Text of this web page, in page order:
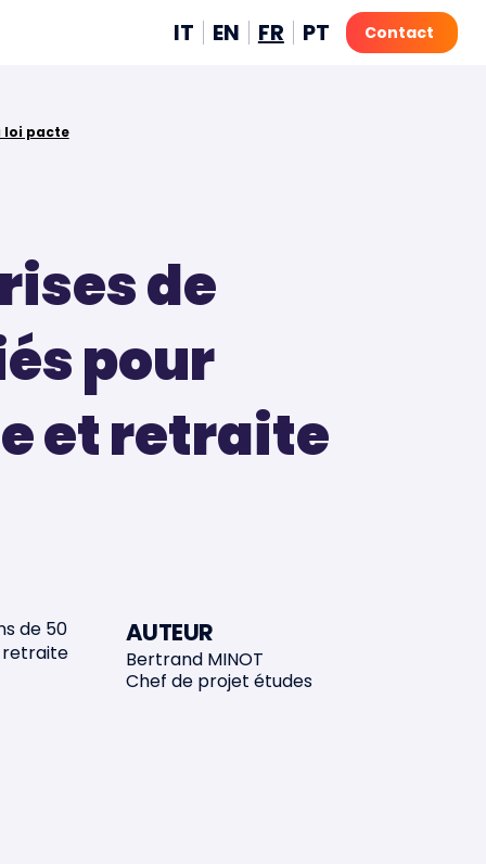
IT EN FR PT Contact
de
pour
et retraite
de 50
retraite
AUTEUR
Bertrand MINOT
Chef de projet études
et retraite suite à la loi pacte